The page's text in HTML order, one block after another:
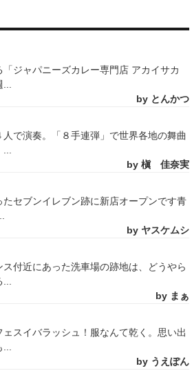
「ジャパニーズカレー専門店 アカイサカ
by とんかつ
人で演奏。「８手連弾」で世界各地の舞曲
by 槇 佳奈実
たセブンイレブン跡に新店オープンです青
by ヤスケムシ
付近にあった洗車場の跡地は、どうやら
by まぁ
ェスイバラッシュ！服なんて乾く。思い出
by うえぽん